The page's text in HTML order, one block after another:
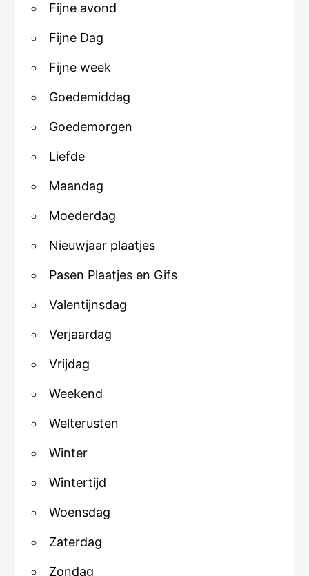
Fijne avond
Fijne Dag
Fijne week
Goedemiddag
Goedemorgen
Liefde
Maandag
Moederdag
Nieuwjaar plaatjes
Pasen Plaatjes en Gifs
Valentijnsdag
Verjaardag
Vrijdag
Weekend
Welterusten
Winter
Wintertijd
Woensdag
Zaterdag
Zondag